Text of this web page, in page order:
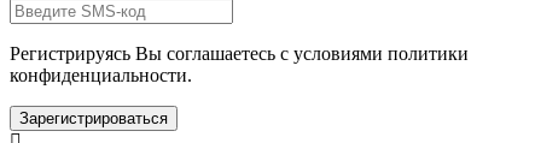
Регистрируясь Вы соглашаетесь с условиями политики
конфиденциальности.
Зарегистрироваться